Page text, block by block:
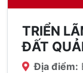
TRIỂN
ĐẤT
Địa điểm: